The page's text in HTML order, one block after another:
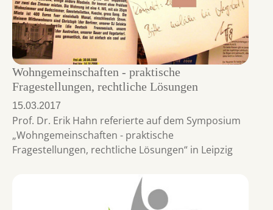
Wohngemeinschaften - praktische
Fragestellungen, rechtliche Lösungen
15.03.2017
Prof. Dr. Erik Hahn referierte auf dem Symposium
„Wohngemeinschaften - praktische
Fragestellungen, rechtliche Lösungen“ in Leipzig